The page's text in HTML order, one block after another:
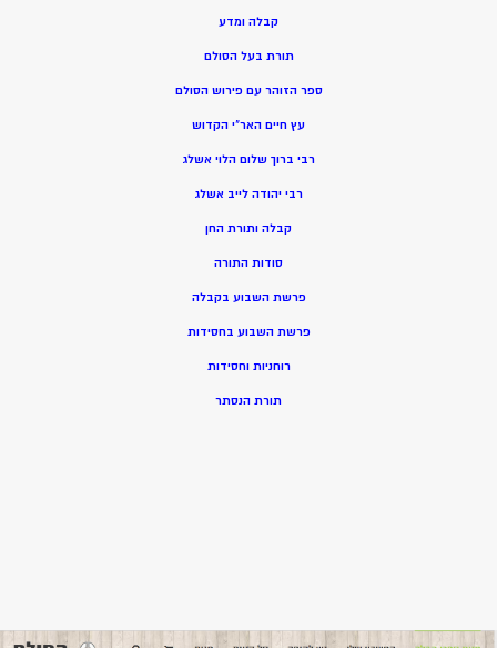
קבלה ומדע
תורת בעל הסולם
ספר הזוהר עם פירוש הסולם
עץ חיים האר”י הקדוש
רבי ברוך שלום הלוי אשלג
רבי יהודה לייב אשלג
קבלה ותורת החן
סודות התורה
פרשת השבוע בקבלה
פרשת השבוע בחסידות
רוחניות וחסידות
תורת הנסתר